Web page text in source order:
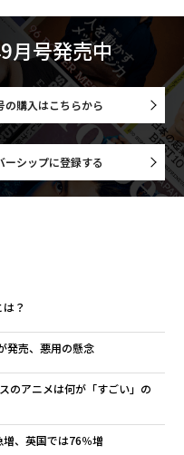
月号発売中
の購入はこちらから
ーシップに登録する
？
発売、悪用の懸念
のアニメは何が「すごい」の
増、英国では76％増